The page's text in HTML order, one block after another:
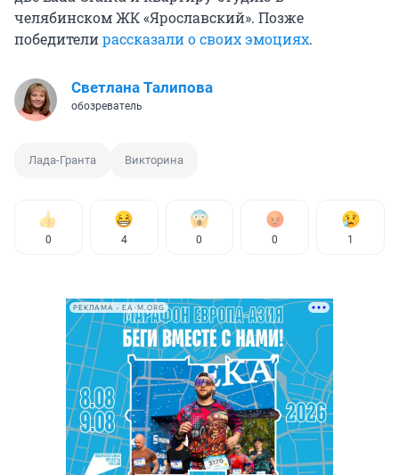
челябинском ЖК «Ярославский». Позже
победителирассказали о своих эмоциях.
Светлана Талипова
обозреватель
Лада-Гранта Викторина
0 4 0 0 1
РЕКЛАМА • EA-M.ORG